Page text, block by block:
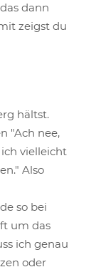
dann
zeigst du
hältst.
"Ach nee,
vielleicht
Also
so bei
um das
ich genau
oder